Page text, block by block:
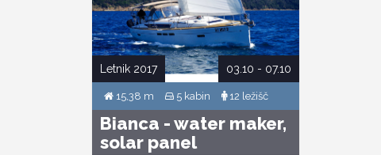
03.10 - 07.10
Letnik 2017
15,38 m 5 kabin 12 ležišč
Bianca - water maker,
solar panel